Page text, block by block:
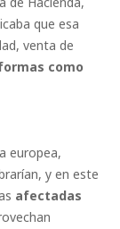
que esa
venta de
como
europea,
y en este
afectadas